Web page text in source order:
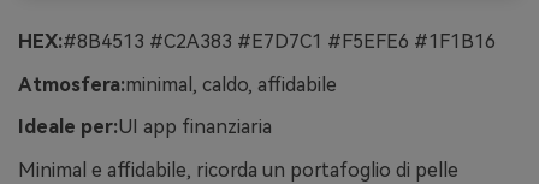
HEX:#8B4513 #C2A383 #E7D7C1 #F5EFE6 #1F1B16
Atmosfera:minimal, caldo, affidabile
Ideale per:UI app finanziaria
Minimal e affidabile, ricorda un portafoglio di pelle